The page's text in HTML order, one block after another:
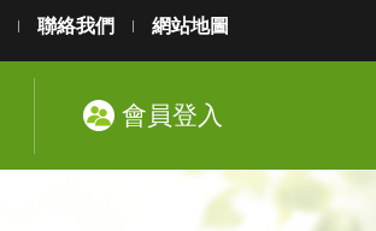
聯絡我們 網站地圖
會員登入